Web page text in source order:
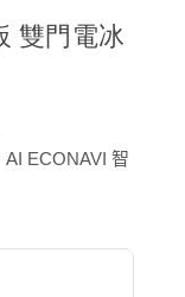
雙門電冰
ECONAVI 智